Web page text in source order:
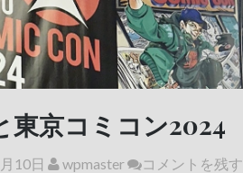
東京コミコン2024
10日 wpmaster コメントを残す